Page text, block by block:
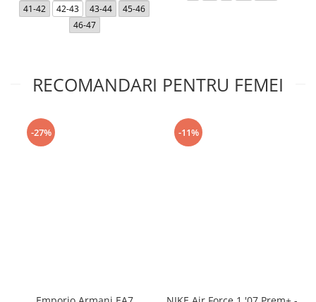
41-42
42-43 43-44
45-46
46-47
RECOMANDARI PENTRU FEMEI
-27% -11%